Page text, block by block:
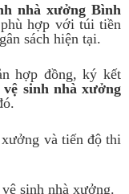
nhà xưởng Bình
hợp với túi tiền
sách hiện tại.
hợp đồng, ký kết
vệ sinh nhà xưởng
xưởng và tiến độ thi
sinh nhà xưởng.